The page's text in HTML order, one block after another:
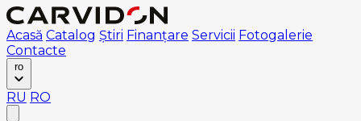
Acasă Catalog Știri Finanțare Servicii Fotogalerie
Contacte
ro
RU RO